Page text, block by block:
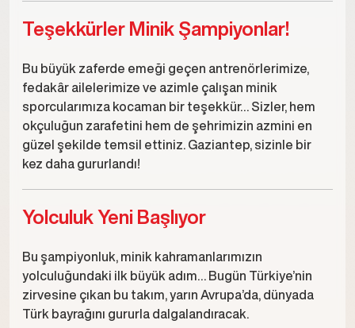
Teşekkürler Minik Şampiyonlar!
Bu büyük zaferde emeği geçen antrenörlerimize,
fedakâr ailelerimize ve azimle çalışan minik
sporcularımıza kocaman bir teşekkür… Sizler, hem
okçuluğun zarafetini hem de şehrimizin azmini en
güzel şekilde temsil ettiniz. Gaziantep, sizinle bir
kez daha gururlandı!
Yolculuk Yeni Başlıyor
Bu şampiyonluk, minik kahramanlarımızın
yolculuğundaki ilk büyük adım… Bugün Türkiye’nin
zirvesine çıkan bu takım, yarın Avrupa’da, dünyada
Türk bayrağını gururla dalgalandıracak.